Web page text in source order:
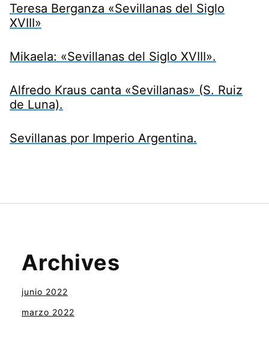
Teresa Berganza «Sevillanas del Siglo
XVIII»
Mikaela: «Sevillanas del Siglo XVIII».
Alfredo Kraus canta «Sevillanas» (S. Ruiz
de Luna).
Sevillanas por Imperio Argentina.
Archives
junio 2022
marzo 2022